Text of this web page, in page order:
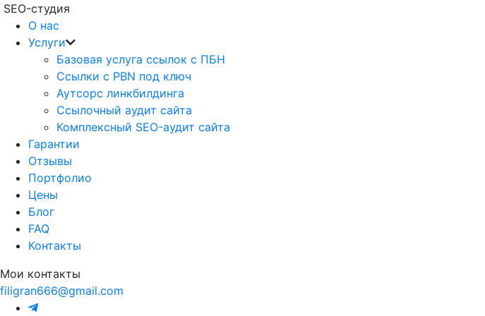
SEO-студия
О нас
Услуги
Базовая услуга ссылок с ПБН
Ссылки с PBN под ключ
Аутсорс линкбилдинга
Ссылочный аудит сайта
Комплексный SEO-аудит сайта
Гарантии
Отзывы
Портфолио
Цены
Блог
FAQ
Контакты
Мои контакты
filigran666@gmail.com